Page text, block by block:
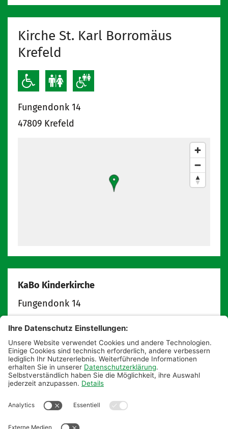
Kirche St. Karl Borromäus
Krefeld
Fungendonk 14
47809 Krefeld
KaBo Kinderkirche
Fungendonk 14
info@kabokinderkirche.de
kabokinderkirche.de
Postanschrift:
Pfarrbüro St. Augustinus
KaBo Kinderkirche
Hauptstraße 18